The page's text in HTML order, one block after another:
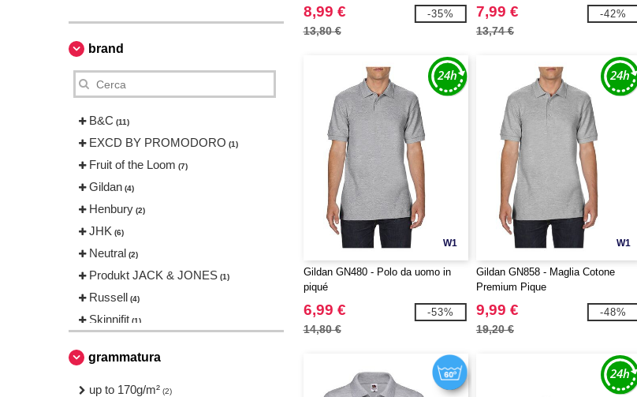
brand
B&C (11)
EXCD BY PROMODORO (1)
Fruit of the Loom (7)
Gildan (4)
Henbury (2)
JHK (6)
Neutral (2)
Produkt JACK & JONES (1)
Russell (4)
Skinnifit (1)
Tee Jays
VELILLA (2)
grammatura
up to 170g/m² (2)
8,99 €
13,80 €
-35% 7,99 €
13,74 €
-42%
W1
Gildan GN480 - Polo da uomo in
piqué
6,99 €
14,80 €
-53%
W1
Gildan GN858 - Maglia Cotone
Premium Pique
9,99 €
19,20 €
-48%